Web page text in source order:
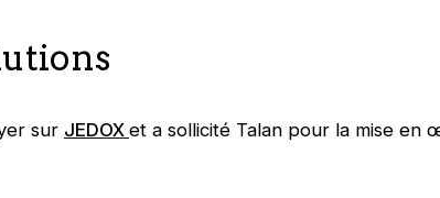
sur JEDOX et a sollicité Talan pour la mise en